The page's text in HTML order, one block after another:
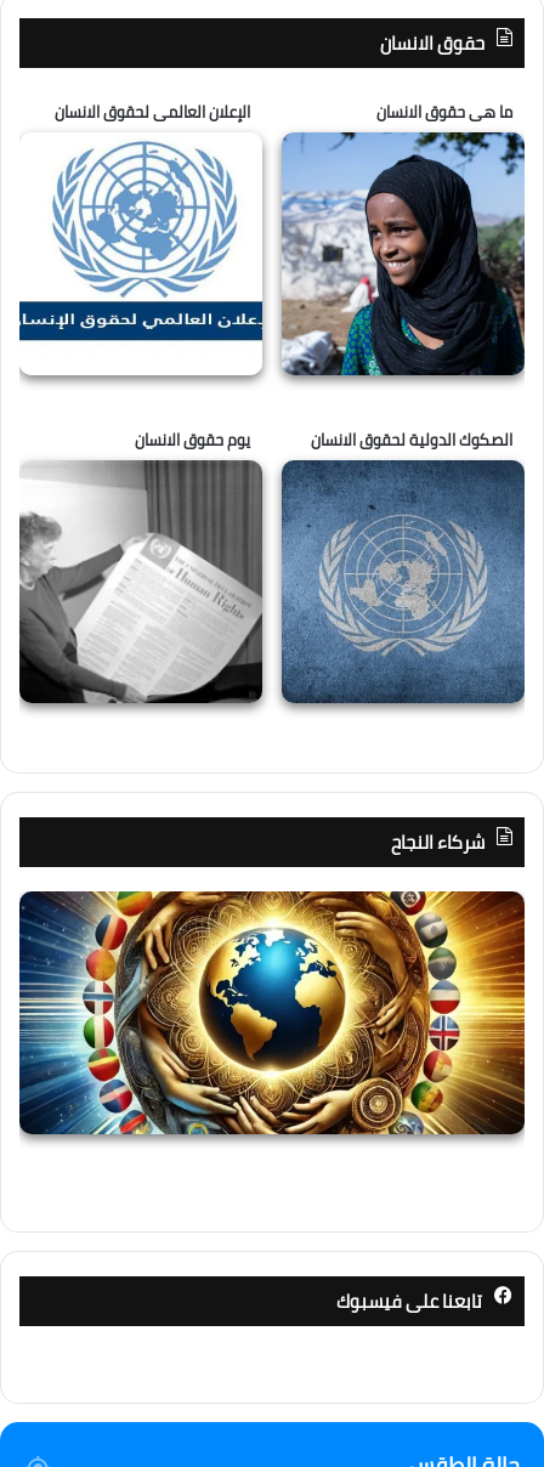
حقوق الانسان
ما هى حقوق الانسان الإعلان العالمى لحقوق الانسان
الصكوك الدولية لحقوق الانسان يوم حقوق الانسان
شركاء النجاح
تابعنا على فيسبوك